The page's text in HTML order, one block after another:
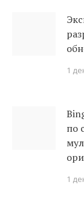
1
по
1